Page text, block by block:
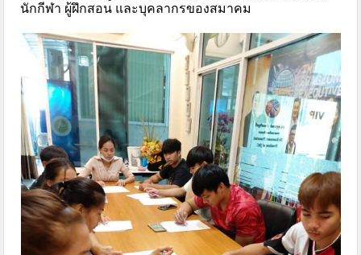
นักกีฬา ผู้ฝึกสอน และบุคลากรของสมาคม